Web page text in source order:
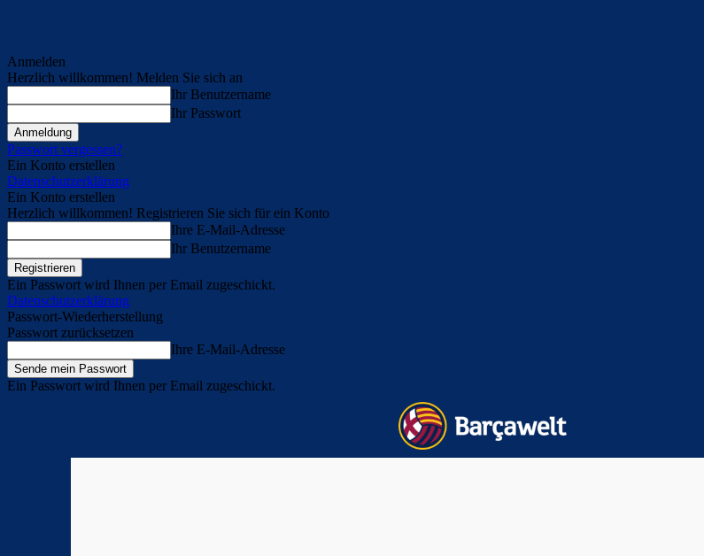
Anmelden
Herzlich willkommen! Melden Sie sich an
Ihr Benutzername
Ihr Passwort
Passwort vergessen?
Ein Konto erstellen
Datenschutzerklärung
Ein Konto erstellen
Herzlich willkommen! Registrieren Sie sich für ein Konto
Ihre E-Mail-Adresse
Ihr Benutzername
Ein Passwort wird Ihnen per Email zugeschickt.
Datenschutzerklärung
Passwort-Wiederherstellung
Passwort zurücksetzen
Ihre E-Mail-Adresse
Ein Passwort wird Ihnen per Email zugeschickt.